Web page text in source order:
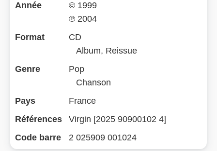
Année
© 1999
℗ 2004
Format
CD
Album, Reissue
Genre
Pop
Chanson
Pays
France
Références
Virgin [2025 90900102 4]
Code barre
2 025909 001024